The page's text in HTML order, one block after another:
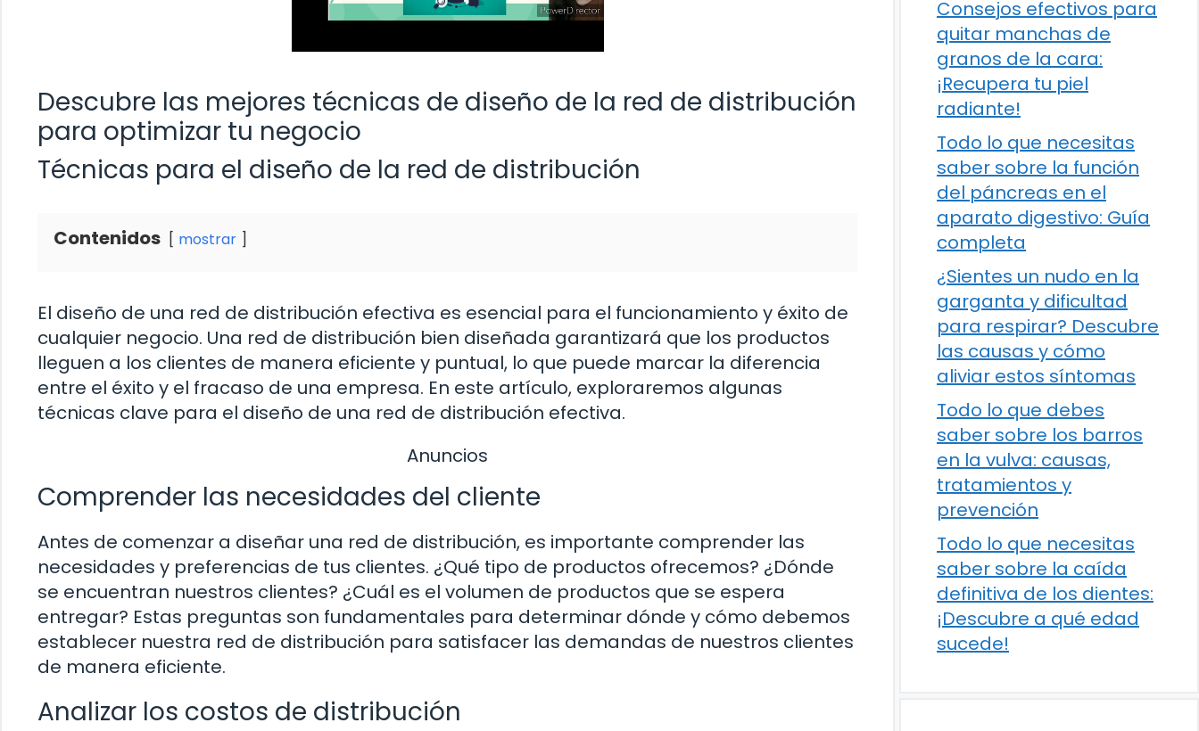
Descubre las mejores técnicas de diseño de la red de distribución
para optimizar tu negocio
Técnicas para el diseño de la red de distribución
Contenidos mostrar
El diseño de una red de distribución efectiva es esencial para el funcionamiento y éxito de
cualquier negocio. Una red de distribución bien diseñada garantizará que los productos
lleguen a los clientes de manera eficiente y puntual, lo que puede marcar la diferencia
entre el éxito y el fracaso de una empresa. En este artículo, exploraremos algunas
técnicas clave para el diseño de una red de distribución efectiva.
Anuncios
Comprender las necesidades del cliente
Antes de comenzar a diseñar una red de distribución, es importante comprender las
necesidades y preferencias de tus clientes. ¿Qué tipo de productos ofrecemos? ¿Dónde
se encuentran nuestros clientes? ¿Cuál es el volumen de productos que se espera
entregar? Estas preguntas son fundamentales para determinar dónde y cómo debemos
establecer nuestra red de distribución para satisfacer las demandas de nuestros clientes
de manera eficiente.
Analizar los costos de distribución
Consejos efectivos para
quitar manchas de
granos de la cara:
¡Recupera tu piel
radiante!
Todo lo que necesitas
saber sobre la función
del páncreas en el
aparato digestivo: Guía
completa
¿Sientes un nudo en la
garganta y dificultad
para respirar? Descubre
las causas y cómo
aliviar estos síntomas
Todo lo que debes
saber sobre los barros
en la vulva: causas,
tratamientos y
prevención
Todo lo que necesitas
saber sobre la caída
definitiva de los dientes:
¡Descubre a qué edad
sucede!